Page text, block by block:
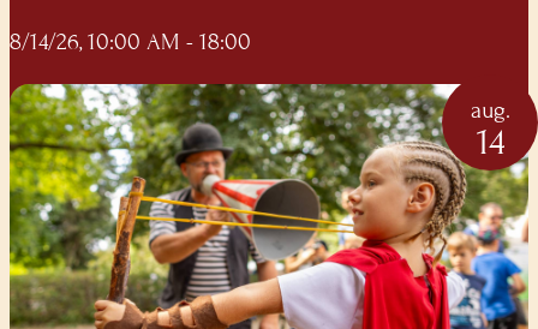
8/14/26, 10:00 AM - 18:00
aug.
14